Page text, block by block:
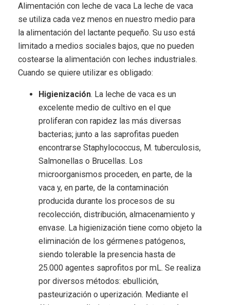
Alimentación con leche de vaca La leche de vaca
se utiliza cada vez menos en nuestro medio para
la alimentación del lactante pequeño. Su uso está
limitado a medios sociales bajos, que no pueden
costearse la alimentación con leches industriales.
Cuando se quiere utilizar es obligado:
Higienización. La leche de vaca es un
excelente medio de cultivo en el que
proliferan con rapidez las más diversas
bacterias; junto a las saprofitas pueden
encontrarse Staphylococcus, M. tuberculosis,
Salmonellas o Brucellas. Los
microorganismos proceden, en parte, de la
vaca y, en parte, de la contaminación
producida durante los procesos de su
recolección, distribución, almacenamiento y
envase. La higienización tiene como objeto la
eliminación de los gérmenes patógenos,
siendo tolerable la presencia hasta de
25.000 agentes saprofitos por mL. Se realiza
por diversos métodos: ebullición,
pasteurización o uperización. Mediante el